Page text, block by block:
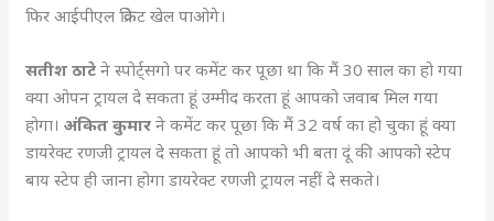
फिर आईपीएल क्रिकेट खेल पाओगे।
सतीश ठाटे ने स्पोर्ट्सगो पर कमेंट कर पूछा था कि मैं 30 साल का हो गया
क्या ओपन ट्रायल दे सकता हूं उम्मीद करता हूं आपको जवाब मिल गया
होगा।अंकित कुमार ने कमेंट कर पूछा कि मैं 32 वर्ष का हो चुका हूं क्या
डायरेक्ट रणजी ट्रायल दे सकता हूं तो आपको भी बता दूं की आपको स्टेप
बाय स्टेप ही जाना होगा डायरेक्ट रणजी ट्रायल नहीं दे सकते।